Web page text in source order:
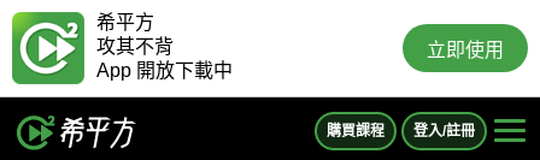
希平方
攻其不背
App 開放下載中
立即使用
購買課程 登入/註冊